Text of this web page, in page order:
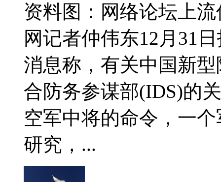
资料图：网络论坛上
网记者仲伟东12月31
消息称，有关中国新
合防务参谋部(IDS)的
空军中将的命令，一
研究，...